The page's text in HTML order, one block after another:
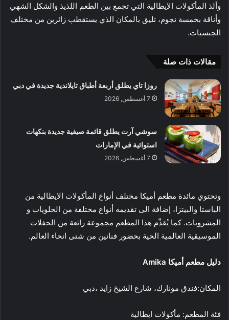
وألذ المأكولات الإيطالية التي تجمع بين الطعم اللذيذ والشكل الشهي
وأناقة بخمسة نجوم، تليق بالمكان الذي يستقطب زائرين من مختلف
الجنسيات.
مقالات ذات صلة
روزا تاي يطلق أربعة أطباق تايلاندية جديدة في دبي
7 أغسطس, 2026
سوشي آرت يطلق قائمة صيفية جديدة بنكهات
استوائية في الإمارات
7 أغسطس, 2026
وتحتوي مائدة مطعم أميكا مختلف أنواع المأكولات الايطالية من
الباستا والبيتزا، إضافة الى تقديمه أنواع مختلفة من الحلويات و
المشروبات. كما يُقدِّم هذا المطعم مجموعة رائعة من الحفلات
الموسيقية العالمية الحية بحضور فنانين من شتى انحاء العالم.
دليل مطعم أميكا Amika
المكان:فندق مونارك، شارع الشيخ زايد ،دبي
فئة المطعم: مأكولات ايطالية